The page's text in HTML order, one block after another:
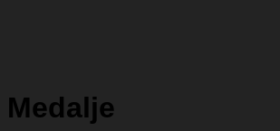
Medalje